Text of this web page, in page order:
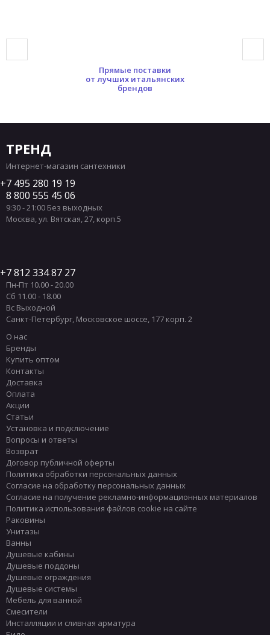
Отдельностоящие овальные ванны
Пристенные овальные ванны
Прямые поставки
от лучших итальянских
брендов
ТРЕНД
Интернет-магазин сантехники
7 495 280 19 19
8 800 555 45 06
9:30 - 21:00 Без выходных
Москва,ул. Вятская, 27, корп.5
7 812 334 87 27
Пн-Пт 10.00 - 20.00
Сб 11.00 - 18.00
Вс Выходной
Санкт-Петербург, Московское шоссе, 177 корп. 2
О нас
Бренды
Купить оптом
Контакты
Доставка
Оплата
Акции
Статьи
Установка и подключение
Вопросы и ответы
Возврат
Договор публичной оферты
Политика обработки персональных данных
Согласие на обработку персональных данных
Согласие на получение рекламно-информационных материалов
Политика использования файлов cookie на сайте
Раковины
Унитазы
Ванны
Душевые кабины
Душевые поддоны
Душевые ограждения
Душевые системы
Мебель для ванной
Смесители
Инсталляции и сливная арматура